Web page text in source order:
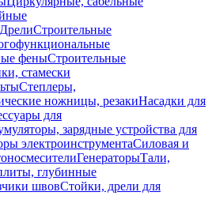
ДрелиСтроительные
феныСтроительные
стамески
Степлеры,
ножницы, резакиНасадки для
для
зарядные устройства для
электроинструментаСиловая и
ГенераторыТали,
глубинные
швовСтойки, дрели для